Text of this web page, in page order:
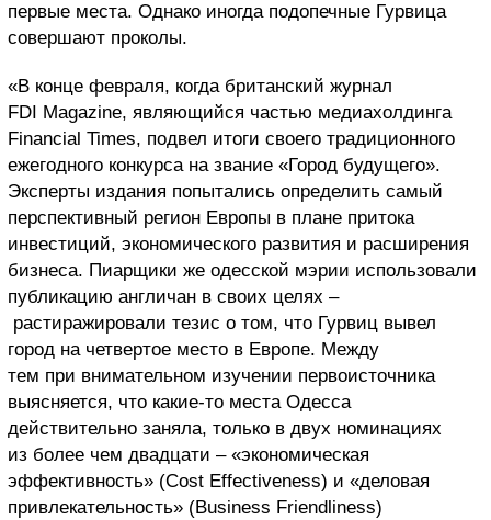
первые места. Однако иногда подопечные Гурвица
совершают проколы.
«В конце февраля, когда британский журнал
FDI Magazine, являющийся частью медиахолдинга
Financial Times, подвел итоги своего традиционного
ежегодного конкурса на звание «Город будущего».
Эксперты издания попытались определить самый
перспективный регион Европы в плане притока
инвестиций, экономического развития и расширения
бизнеса. Пиарщики же одесской мэрии использовали
публикацию англичан в своих целях –
растиражировали тезис о том, что Гурвиц вывел
город на четвертое место в Европе. Между
тем при внимательном изучении первоисточника
выясняется, что какие-то места Одесса
действительно заняла, только в двух номинациях
из более чем двадцати – «экономическая
эффективность» (Cost Effectiveness) и «деловая
привлекательность» (Business Friendliness)